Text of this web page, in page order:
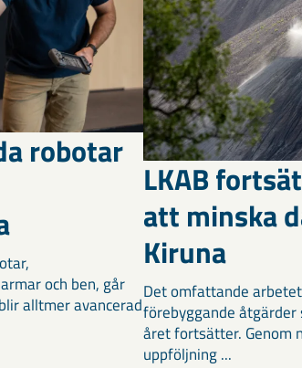
robotar
och ben, går
alltmer avancerad
LKAB
att minska
Kiruna
Det omfattande
förebyggande
året fortsätter. Genom
uppföljning ...